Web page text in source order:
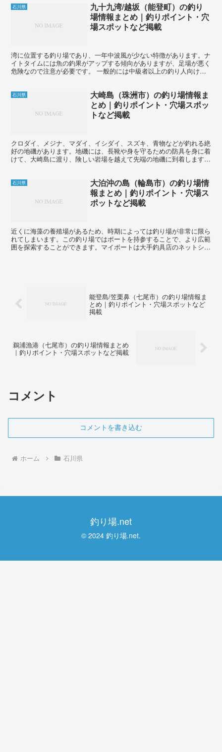
石川県
九十九湾/越坂（能登町）の釣り
場情報まとめ｜釣りポイント・穴
場スポットなど掲載
湾に位置する釣り場であり、一年中波風が少ない特徴があります。ナ
イトタイムには魚の釣果がアップする傾向がありますが、足場が悪く
危険なので注意が必要です。 一般的には中級者以上の釣り人向けの
石川県
大崎島（珠洲市）の釣り場情報ま
とめ｜釣りポイント・穴場スポッ
トなど掲載
クロダイ、メジナ、マダイ、イシダイ、スズキ、青物などが釣れる絶
好の地磯があります。地磯には、長靴や身を守るための防具を身に着
けて、大崎島に渡り、険しい岩場を越えて先端の地磯に到着します。
石川県
大泊沖の島（輪島市）の釣り場情
報まとめ｜釣りポイント・穴場ス
ポットなど掲載
近くに海藻の養殖場があるため、時期によっては釣り場が非常に限ら
れてしまいます。この釣り場ではボートを持参することで、より広範
囲を探索することができます。マイボートは大手釣具店のネットショ
能登島/笠栗鼻（七尾市）の釣り場情報ま
とめ｜釣りポイント・穴場スポットなど
掲載
鵜浦漁港（七尾市）の釣り場情報まとめ
｜釣りポイント・穴場スポットなど掲載
コメント
コメントを書き込む
ホーム 石川県
釣り場.net
© 2024 釣り場.net.